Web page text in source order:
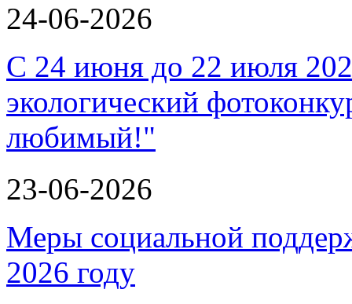
24-06-2026
С 24 июня до 22 июля
экологический
любимый!"
23-06-2026
Меры социальной
2026 году